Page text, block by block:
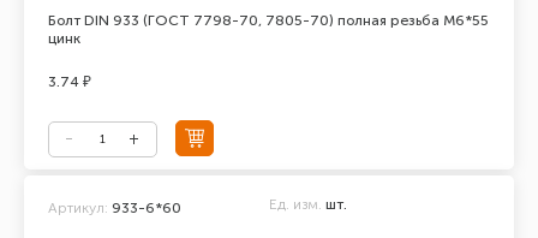
Болт DIN 933 (ГОСТ 7798-70, 7805-70) полная резьба М6*55
цинк
3.74 ₽
Артикул: 933-6*60 Ед. изм. шт.